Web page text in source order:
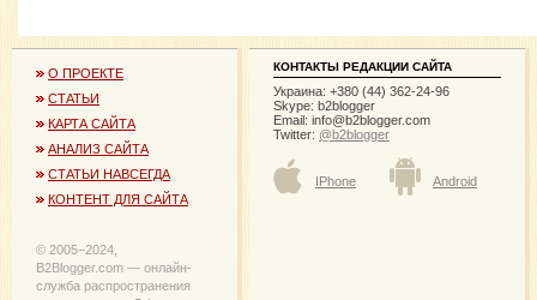
О ПРОЕКТЕ
СТАТЬИ
КАРТА САЙТА
АНАЛИЗ САЙТА
СТАТЬИ НАВСЕГДА
КОНТЕНТ ДЛЯ САЙТА
© 2005−2024,
B2Blogger.com — онлайн-
служба распространения
КОНТАКТЫ РЕДАКЦИИ САЙТА
Украина: +380 (44) 362-24-96
Skype: b2blogger
Email: info@b2blogger.com
Twitter: @b2blogger
IPhone Android